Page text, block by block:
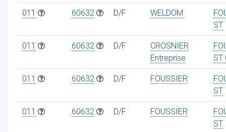
011 60632 D/F WELDOM
ST
011 60632 D/F
CROSNIER
Entreprise
ST
011 60632 D/F FOUSSIER
ST
011 60632 D/F FOUSSIER
ST